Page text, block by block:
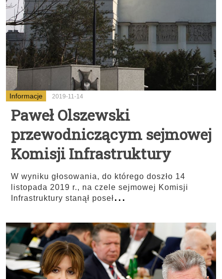
Informacje 2019-11-14
Paweł Olszewski
przewodniczącym sejmowej
Komisji Infrastruktury
W wyniku głosowania, do którego doszło 14
listopada 2019 r., na czele sejmowej Komisji
Infrastruktury stanął poseł...